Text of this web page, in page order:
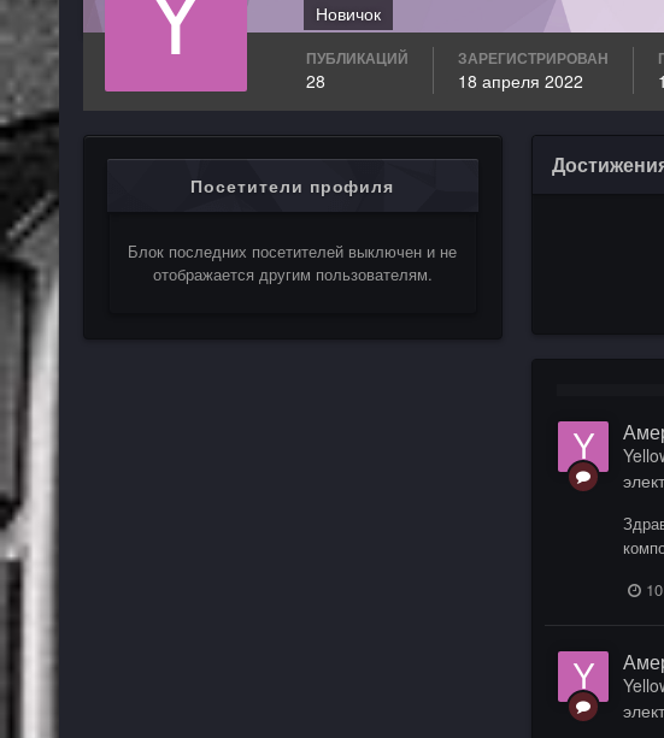
Новичок
ПУБЛИКАЦИЙ
28
ЗАРЕГИСТРИРОВАН
18 апреля 2022
Посетители профиля
Блок последних посетителей выключен и не
отображается другим пользователям.